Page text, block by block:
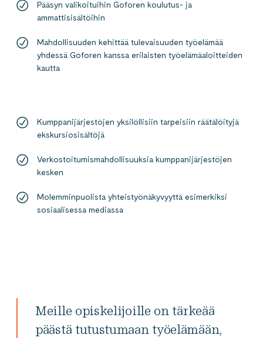
Pääsyn valikoituihin Goforen koulutus- ja
ammattisisältöihin
Mahdollisuuden kehittää tulevaisuuden työelämää
yhdessä Goforen kanssa erilaisten työelämäaloitteiden
kautta
Kumppanijärjestöjen yksilöllisiin tarpeisiin räätälöityjä
ekskursiosisältöjä
Verkostoitumismahdollisuuksia kumppanijärjestöjen
kesken
Molemminpuolista yhteistyönäkyvyyttä esimerkiksi
sosiaalisessa mediassa
Meille opiskelijoille on tärkeää
päästä tutustumaan työelämään,